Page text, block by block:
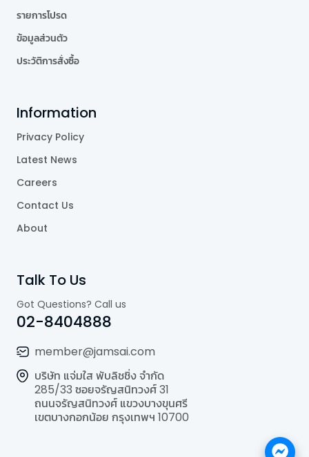
รายการโปรด
ข้อมูลส่วนตัว
ประวัติการสั่งซื้อ
Information
Privacy Policy
Latest News
Careers
Contact Us
About
Talk To Us
Got Questions? Call us
02-8404888
member@jamsai.com
บริษัท แจ่มใส พับลิชชิ่ง จำกัด
285/33 ซอยจรัญสนิทวงศ์ 31
ถนนจรัญสนิทวงศ์ แขวงบางขุนศรี
เขตบางกอกน้อย กรุงเทพฯ 10700